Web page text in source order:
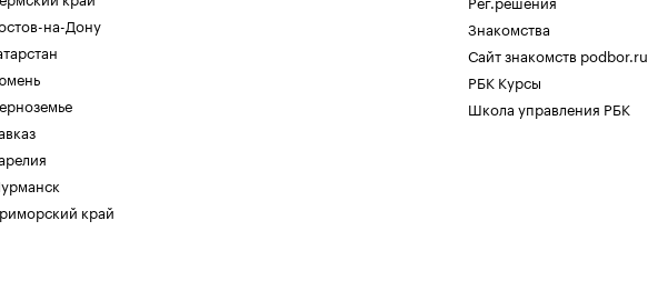
на-Дону
край
Знакомства
Сайт знакомств podbor.ru
РБК Курсы
Школа управления РБК